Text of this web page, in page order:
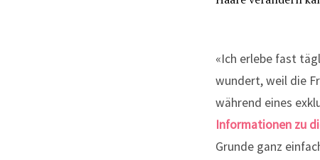
«Ich erlebe fast
wundert, weil die
während eines
Informationen zu
Grunde ganz